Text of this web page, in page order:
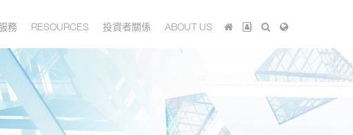
務 RESOURCES 投資者關係 ABOUT US